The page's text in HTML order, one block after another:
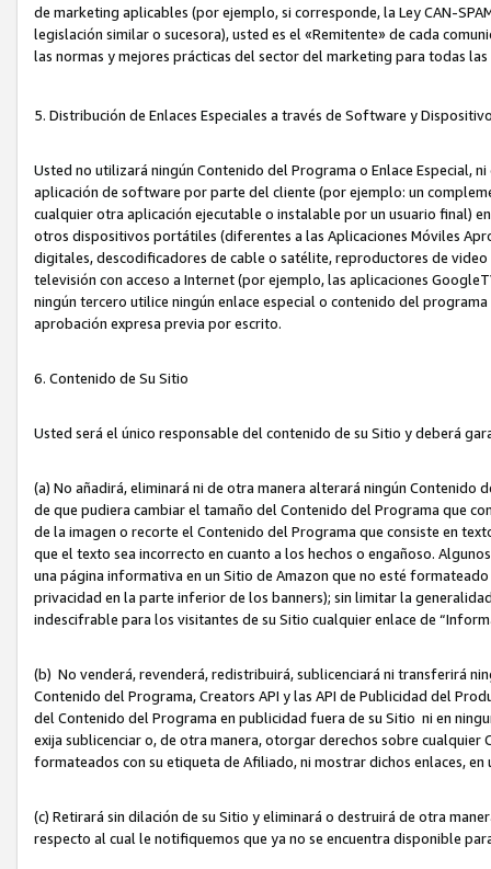
de marketing aplicables (por ejemplo, si corresponde, la Ley CAN-
legislación similar o sucesora), usted es el «Remitente» de cada
las normas y mejores prácticas del sector del marketing para todas
5. Distribución de Enlaces Especiales a través de Software y
Usted no utilizará ningún Contenido del Programa o Enlace Especial,
aplicación de software por parte del cliente (por ejemplo: un
cualquier otra aplicación ejecutable o instalable por un usuario final)
otros dispositivos portátiles (diferentes a las Aplicaciones Móviles
digitales, descodificadores de cable o satélite, reproductores de
televisión con acceso a Internet (por ejemplo, las aplicaciones
ningún tercero utilice ningún enlace especial o contenido del
aprobación expresa previa por escrito.
6. Contenido de Su Sitio
Usted será el único responsable del contenido de su Sitio y deberá
(a) No añadirá, eliminará ni de otra manera alterará ningún
de que pudiera cambiar el tamaño del Contenido del Programa que
de la imagen o recorte el Contenido del Programa que consiste en
que el texto sea incorrecto en cuanto a los hechos o engañoso.
una página informativa en un Sitio de Amazon que no esté
privacidad en la parte inferior de los banners); sin limitar la
indescifrable para los visitantes de su Sitio cualquier enlace de
(b) No venderá, revenderá, redistribuirá, sublicenciará ni transferirá
Contenido del Programa, Creators API y las API de Publicidad del
del Contenido del Programa en publicidad fuera de su Sitio ni en
exija sublicenciar o, de otra manera, otorgar derechos sobre
formateados con su etiqueta de Afiliado, ni mostrar dichos enlaces,
(c) Retirará sin dilación de su Sitio y eliminará o destruirá de otra
respecto al cual le notifiquemos que ya no se encuentra disponible